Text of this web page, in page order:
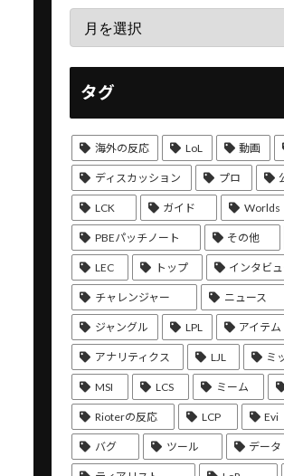
タグ
海外の反応 LoL 動画
ディスカッション プロ
LCK ガイド Worlds
PBEパッチノート その他
LEC トップ インタビ
チャレンジャー ニュース
ジャングル LPL アイテム
アナリティクス LJL ミ
MSI LCS ミーム
Rioterの反応 LCP Evi
バグ ツール データ